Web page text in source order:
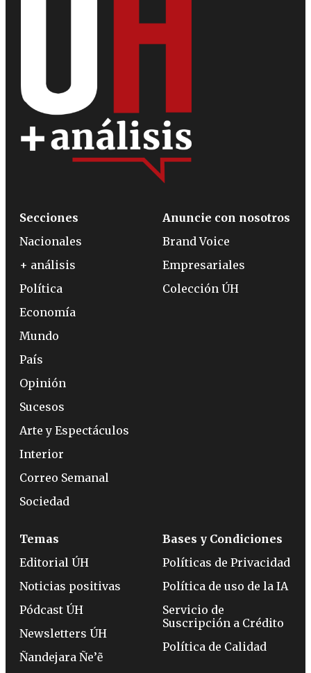
Secciones
Nacionales
+ análisis
Política
Economía
Mundo
País
Opinión
Sucesos
Arte y Espectáculos
Interior
Correo Semanal
Sociedad
Anuncie con nosotros
Brand Voice
Empresariales
Colección ÚH
Temas
Editorial ÚH
Noticias positivas
Pódcast ÚH
Newsletters ÚH
Ñandejara Ñe’ẽ
Bases y Condiciones
Políticas de Privacidad
Política de uso de la IA
Servicio de
Suscripción a Crédito
Política de Calidad